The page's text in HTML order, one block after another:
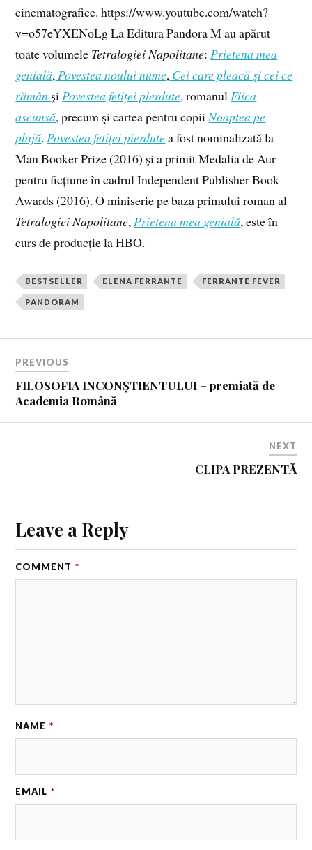
cinematografice. https://www.youtube.com/watch?
v=o57eYXENoLg La Editura Pandora M au apărut
toate volumele Tetralogiei Napolitane:Prietena mea
genială,Povestea noului nume, Cei care pleacă şi cei ce
rămân şiPovestea fetiței pierdute, romanulFiica
ascunsă, precum şi cartea pentru copiiNoaptea pe
plajă.Povestea fetiței pierdutea fost nominalizată la
Man Booker Prize (2016) şi a primit Medalia de Aur
pentru ficțiune în cadrul Independent Publisher Book
Awards (2016). O miniserie pe baza primului roman al
Tetralogiei Napolitane,Prietena mea genială, este în
curs de producție la HBO.
BESTSELLER ELENA FERRANTE FERRANTE FEVER
PANDORAM
PREVIOUS
FILOSOFIA INCONȘTIENTULUI – premiată de
Academia Română
NEXT
CLIPA PREZENTĂ
Leave a Reply
COMMENT *
NAME *
EMAIL *